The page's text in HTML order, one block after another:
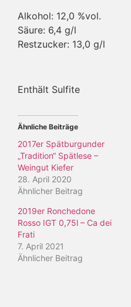
Alkohol: 12,0 %vol.
Säure: 6,4 g/l
Restzucker: 13,0 g/l
Enthält Sulfite
Ähnliche Beiträge
2017er Spätburgunder
„Tradition“ Spätlese –
Weingut Kiefer
28. April 2020
Ähnlicher Beitrag
2019er Ronchedone
Rosso IGT 0,75l – Ca dei
Frati
7. April 2021
Ähnlicher Beitrag